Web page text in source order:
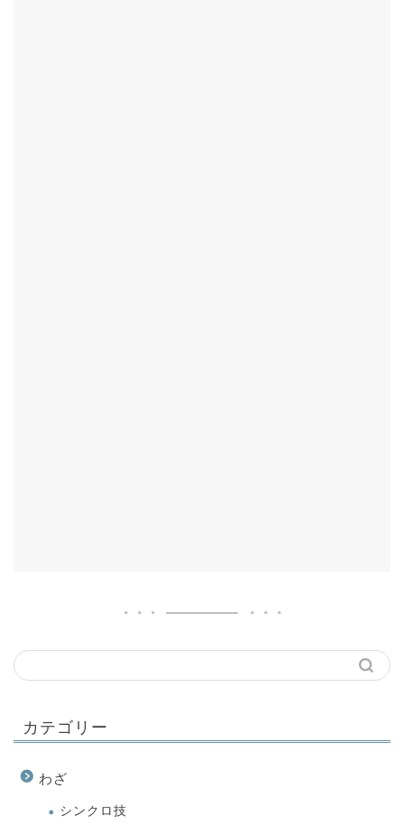
カテゴリー
わざ
シンクロ技